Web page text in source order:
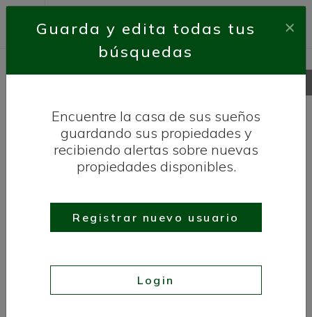
Propiedades modernas en
venta en La Marina con
piscina
ORIENTACIÓN SUR
Guarda y edita todas tus
búsquedas
×
Encuentre la casa de sus sueños
guardando sus propiedades y
recibiendo alertas sobre nuevas
propiedades disponibles.
Registrar nuevo usuario
Login